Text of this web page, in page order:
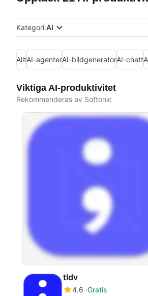
Kategori:AI
AlltAI-agenterAI-bildgeneratorAI-chatt
Viktiga AI-produktivitet
Rekommenderas av Softonic
tldv
4.6 Gratis